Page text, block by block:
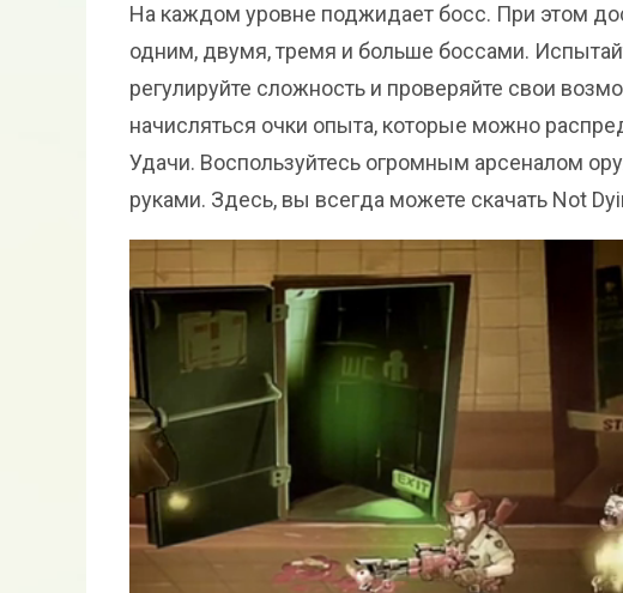
На каждом уровне поджидает босс. При этом
одним, двумя, тремя и больше боссами.
регулируйте сложность и проверяйте свои
начисляться очки опыта, которые можно
Удачи. Воспользуйтесь огромным арсеналом
руками. Здесь, вы всегда можете скачать Not